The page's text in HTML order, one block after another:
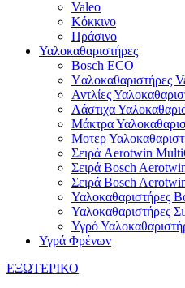
Valeo
Κόκκινο
Πράσινο
Υαλοκαθαριστήρες
Bosch ECO
Yαλοκαθαριστήρες
Αντλίες
Λάστιχα
Μάκτρα
Μοτερ
Σειρά Aerotwin
Σειρά Bosch
Σειρά Bosch
Υαλοκαθαριστήρες
Υαλοκαθαριστήρες
Υγρό
Υγρά Φρένων
ΕΞΩΤΕΡΙΚΟ